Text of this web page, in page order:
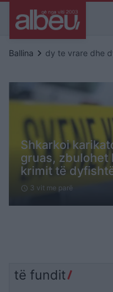
Ballina keyboard_arrow_right dy te vrare dhe
Shkarkoi
gruas, zbulohet
krimit të
schedule 3 vit me parë
të fundit